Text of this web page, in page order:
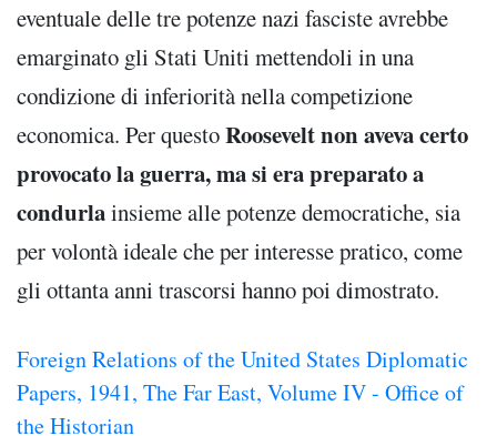
eventuale delle tre potenze nazi fasciste avrebbe
emarginato gli Stati Uniti mettendoli in una
condizione di inferiorità nella competizione
economica. Per questoRoosevelt non aveva certo
provocato la guerra, ma si era preparato a
condurlainsieme alle potenze democratiche, sia
per volontà ideale che per interesse pratico, come
gli ottanta anni trascorsi hanno poi dimostrato.
Foreign Relations of the United States Diplomatic
Papers, 1941, The Far East, Volume IV - Office of
the Historian